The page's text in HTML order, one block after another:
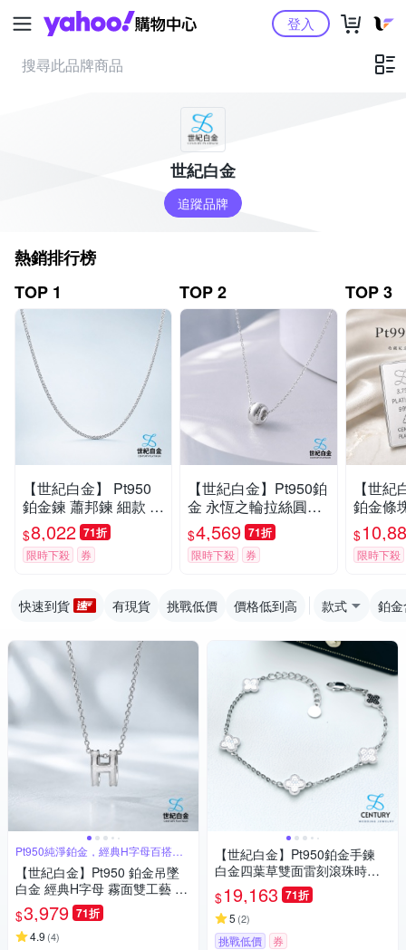
Yahoo購物中心登入
世紀白金
追蹤品牌
熱銷排行榜
TOP 1
【世紀白金】 Pt950
鉑金鍊 蕭邦鍊 細款 女
士素鍊 鉑金項鍊 純淨
百搭鎖骨鍊
$8,022 71折
限時下殺 券
TOP 2
【世紀白金】Pt950鉑
金 永恆之輪拉絲圓環
吊墜｜白金項鍊 女款
日常百搭 紀念禮物
$4,569 71折
限時下殺 券
TOP 3
【世
鉑金條
財神
$
限時下殺
快速到貨 有現貨 挑戰低價 價格低到高 款式 鉑
Pt950純淨鉑金，經典H字母百搭時
【世紀白金】Pt950 鉑金吊墜
白金 經典H字母 霧面雙工藝 買
墜贈送鋼鍊 鎖骨鍊 節日送禮
$3,979 71折
4.9 (4)
【世紀白金】Pt950鉑金手鍊
白金四葉草雙面雷刻滾珠時尚
手鍊 搭配扁鍊可調整長度
$19,163 71折
5 (2)
挑戰低價 券